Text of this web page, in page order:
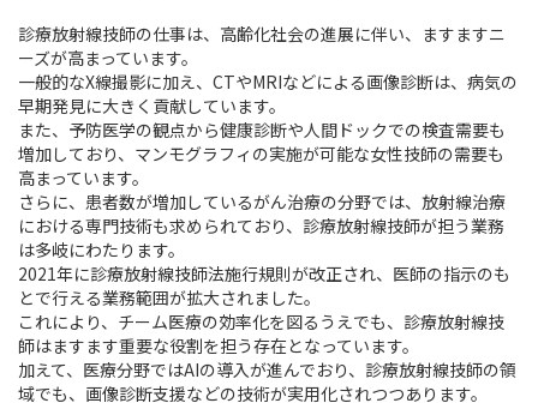
診療放射線技師の仕事は、高齢化社会の進展に伴い、ますますニ
ーズが高まっています。
一般的なX線撮影に加え、CTやMRIなどによる画像診断は、病気の
早期発見に大きく貢献しています。
また、予防医学の観点から健康診断や人間ドックでの検査需要も
増加しており、マンモグラフィの実施が可能な女性技師の需要も
高まっています。
さらに、患者数が増加しているがん治療の分野では、放射線治療
における専門技術も求められており、診療放射線技師が担う業務
は多岐にわたります。
2021年に診療放射線技師法施行規則が改正され、医師の指示のも
とで行える業務範囲が拡大されました。
これにより、チーム医療の効率化を図るうえでも、診療放射線技
師はますます重要な役割を担う存在となっています。
加えて、医療分野ではAIの導入が進んでおり、診療放射線技師の領
域でも、画像診断支援などの技術が実用化されつつあります。